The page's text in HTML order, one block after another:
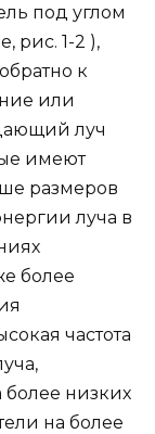
под углом
рис. 1-2 ),
к
или
луч
имеют
размеров
луча в
более
частота
низких
на более